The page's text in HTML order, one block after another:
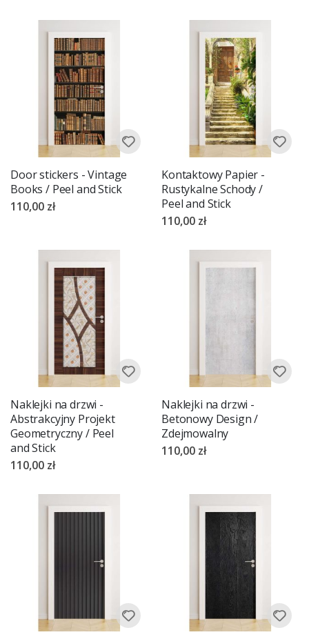
Door stickers - Vintage
Books / Peel and Stick
110,00 zł
Kontaktowy Papier -
Rustykalne Schody /
Peel and Stick
110,00 zł
Naklejki na drzwi -
Abstrakcyjny Projekt
Geometryczny / Peel
and Stick
110,00 zł
Naklejki na drzwi -
Betonowy Design /
Zdejmowalny
110,00 zł